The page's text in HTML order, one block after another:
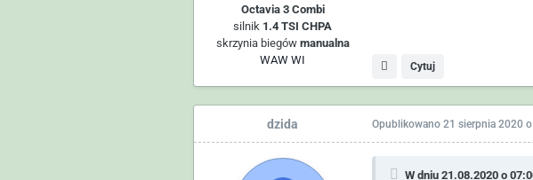
Octavia 3 Combi
silnik 1.4 TSI CHPA
skrzynia biegów manualna
WAW WI
Cytuj
dzida Opublikowano 21 sierpnia 2020
W dniu 21.08.2020 o